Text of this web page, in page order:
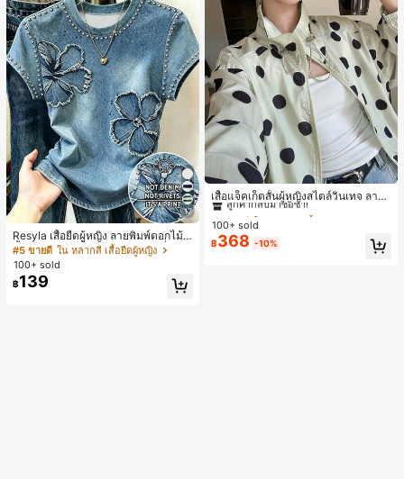
17
Resyla เสื้อยืดผู้หญิง ลายพิมพ์ดอกไม้สี
น้ำเงินวินเทจ เสื้อสำหรับออกไปเที่ยวฤ
ดูร้อน ดีไซน์กราฟิก สบายๆ อเนกประสง
ค์ สวมใส่ประจำวัน กลางแจ้ง ช้อปปิ้ง ท่
องเที่ยวกลางแจ้ง
#5 ขายดี ใน หลากสี เสื้อยืดผู้หญิง
100+ sold
฿139
เสื้อแจ็คเก็ตสั้นผู้หญิงสไตล์วินเทจ ลายจุ
ดขนาดใหญ่ คอตั้ง เอวเข้ารูป แขนพอง
ทรงหลวม แฟชั่นอเนกประสงค์ สำหรับใ
ส่ประจำวันและไปเที่ยวพักผ่อน
#1 ขายดี
ใน กระเป๋า เสื้อคลุมลำลอง
ลูกค้ากลับมาซื้อซ้ำ!
#1 ขายดี ใน กระเป๋า เสื้อคลุมลำลอง
ลูกค้ากลับมาซื้อซ้ำ!
#1 ขายดี ใน กระเป๋า เสื้อคลุมลำลอง
ลูกค้ากลับมาซื้อซ้ำ!
#1 ขายดี ใน กระเป๋า เสื้อคลุมลำลอง
100+ sold
฿368 -10%